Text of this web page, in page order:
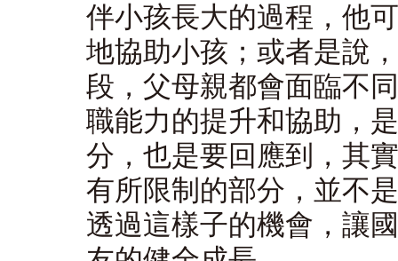
伴小孩長大的過程，他
地協助小孩；或者是說
段，父母親都會面臨不
職能力的提升和協助，
分，也是要回應到，其
有所限制的部分，並不
透過這樣子的機會，讓